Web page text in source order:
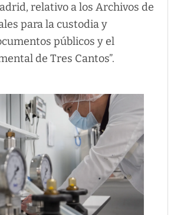
relativo a los Archivos de
para la custodia y
públicos y el
de Tres Cantos”.